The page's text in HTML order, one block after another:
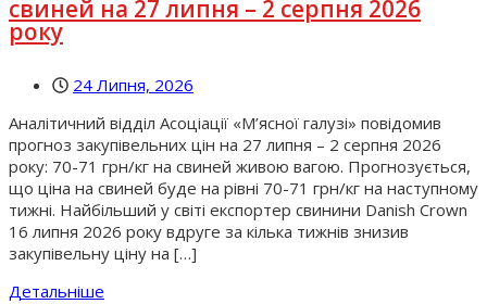
свиней на 27 липня – 2 серпня 2026
року
24 Липня, 2026
Аналітичний відділ Асоціації «М’ясної галузі» повідомив
прогноз закупівельних цін на 27 липня – 2 серпня 2026
року: 70-71 грн/кг на свиней живою вагою. Прогнозується,
що ціна на свиней буде на рівні 70-71 грн/кг на наступному
тижні. Найбільший у світі експортер свинини Danish Crown
16 липня 2026 року вдруге за кілька тижнів знизив
закупівельну ціну на […]
Детальніше